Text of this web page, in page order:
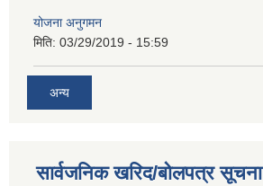
योजना अनुगमन
मिति: 03/29/2019 - 15:59
अन्य
सार्वजनिक खरिद/बोलपत्र सूचना